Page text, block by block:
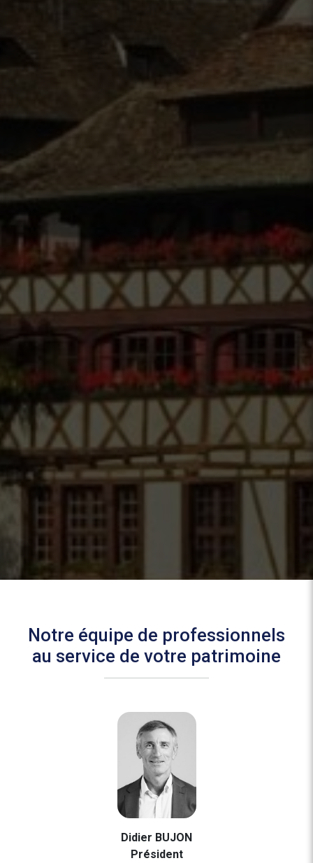
Notre équipe de professionnels
au service de votre patrimoine
Didier BUJON
Président